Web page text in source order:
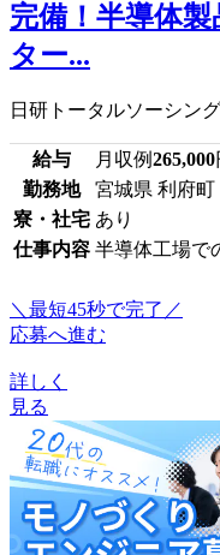
完備！半導体
ター...
日研トータルソーシン
給与 月収例265,000
勤務地
宮城県 利府町
寮・社宅 あり
仕事内容 半導体工場で
＼最短45秒で完了／
応募へ進む
詳しく
見る